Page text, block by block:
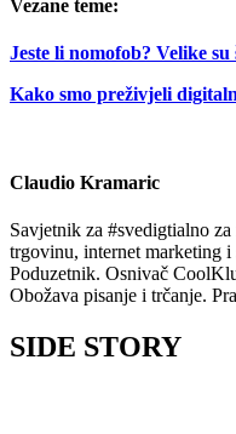
Vezane teme:
Jeste li nomofob? Velike
Kako smo preživjeli
Claudio Kramaric
Savjetnik za #svedigtialno
trgovinu, internet marketing i
Poduzetnik. Osnivač
Obožava pisanje i trčanje.
SIDE STORY